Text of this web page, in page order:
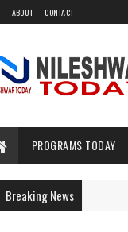
ABOUT CONTACT
PROGRAMS TODAY
Breaking News